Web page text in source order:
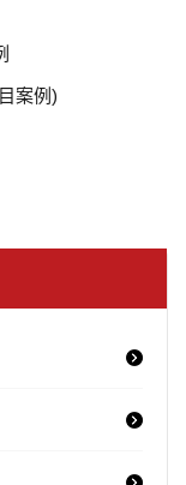
案例)